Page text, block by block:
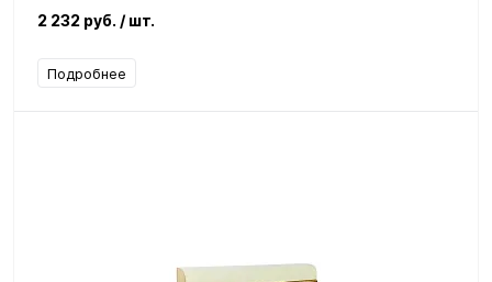
2 232 руб. / шт.
Подробнее